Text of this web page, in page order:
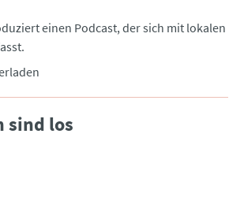
einen Podcast, der sich mit lokalen
sind los